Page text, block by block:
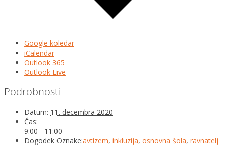
Google koledar
iCalendar
Outlook 365
Outlook Live
Podrobnosti
Datum: 11. decembra 2020
Čas:
9:00 - 11:00
Dogodek Oznake:avtizem, inkluzija, osnovna šola, ravnatelj